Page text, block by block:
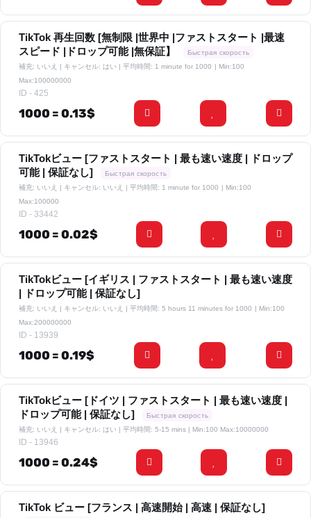
TikTok 再生回数 [無制限 |世界中 |ファストスタート |最速
スピード |ドロップ可能 |無保証】
Быстрая скорость
補充: いいえ | キャンセル: はい | 平均時間: 1 minute for 1000 | Min:100
Max:100000000
ID - 425
1000 = 0.13$
TikTokビュー [ファストスタート | 最も速い速度 | ドロップ
可能 | 保証なし]
Быстрая скорость
補充: いいえ | キャンセル: いいえ | 平均時間: 1 minute for 1000 | Min:100
Max:100000
ID - 33442
1000 = 0.02$
TikTokビュー [イギリス | ファストスタート | 最も速い速度
| ドロップ可能 | 保証なし]
補充: いいえ | キャンセル: いいえ | 平均時間: 5 hours 11 minutes for 1000 | Min:100
Max:200000000
ID - 13939
1000 = 0.19$
TikTokビュー [ドイツ | ファストスタート | 最も速い速度 |
ドロップ可能 | 保証なし]
Быстрая скорость
補充: いいえ | キャンセル: はい | 平均時間: 5-15 mins
| Min:100 Max:10000000
ID - 13946
1000 = 0.24$
TikTok ビュー [フランス | 高速開始 | 高速 | 保証なし]